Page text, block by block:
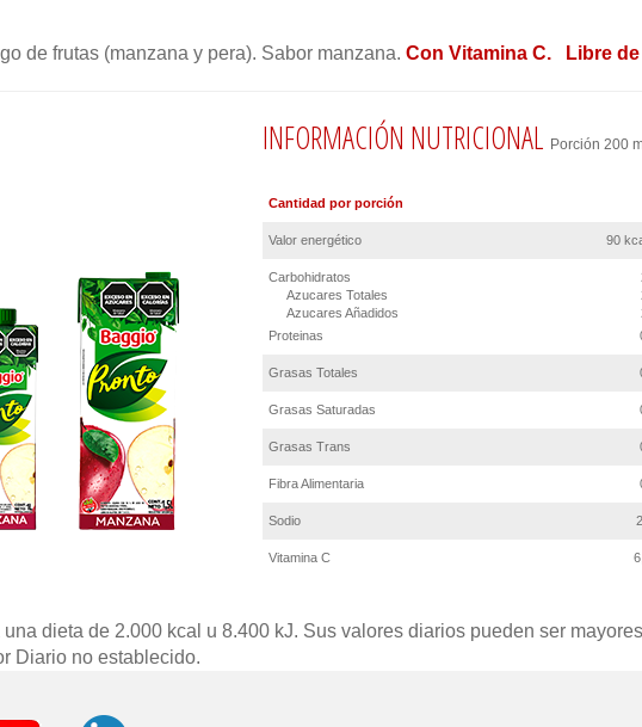
de frutas (manzana y pera). Sabor manzana. Con Vitamina C. Libre
INFORMACIÓN NUTRICIONAL Porción 200
Cantidad por porción
Valor energético 90
Carbohidratos
Azucares Totales
Azucares Añadidos
Proteinas
Grasas Totales
Grasas Saturadas
Grasas Trans
Fibra Alimentaria
Sodio
Vitamina C
dieta de 2.000 kcal u 8.400 kJ. Sus valores diarios pueden ser
Diario no establecido.